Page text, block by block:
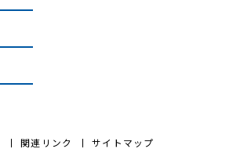
関連リンク サイトマップ